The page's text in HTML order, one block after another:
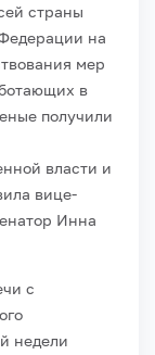
страны
на
мер
в
получили
власти и
вице-
Инна
с
недели